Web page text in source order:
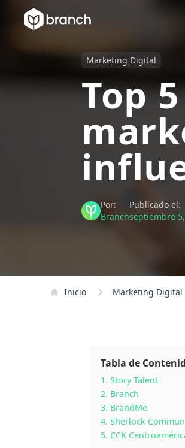
Marketing Digital
Top
Por:
Branch
Publicado el:
septiembre
Inicio Marketing Digital
Tabla de
1. Story Talent
2. Branch
3. BrandMe
4. Sherlock
5. CCK